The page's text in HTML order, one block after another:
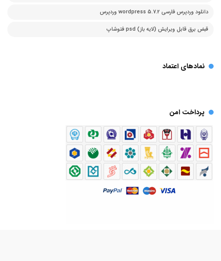
دانلود وردپرس فارسی 5.7.2 wordpress وردپرس
قبض برق قابل ویرایش (لایه باز) psd فتوشاپ
نمادهای اعتماد
پرداخت امن